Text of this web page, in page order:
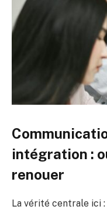
intégration :
renouer
La vérité centrale ici :